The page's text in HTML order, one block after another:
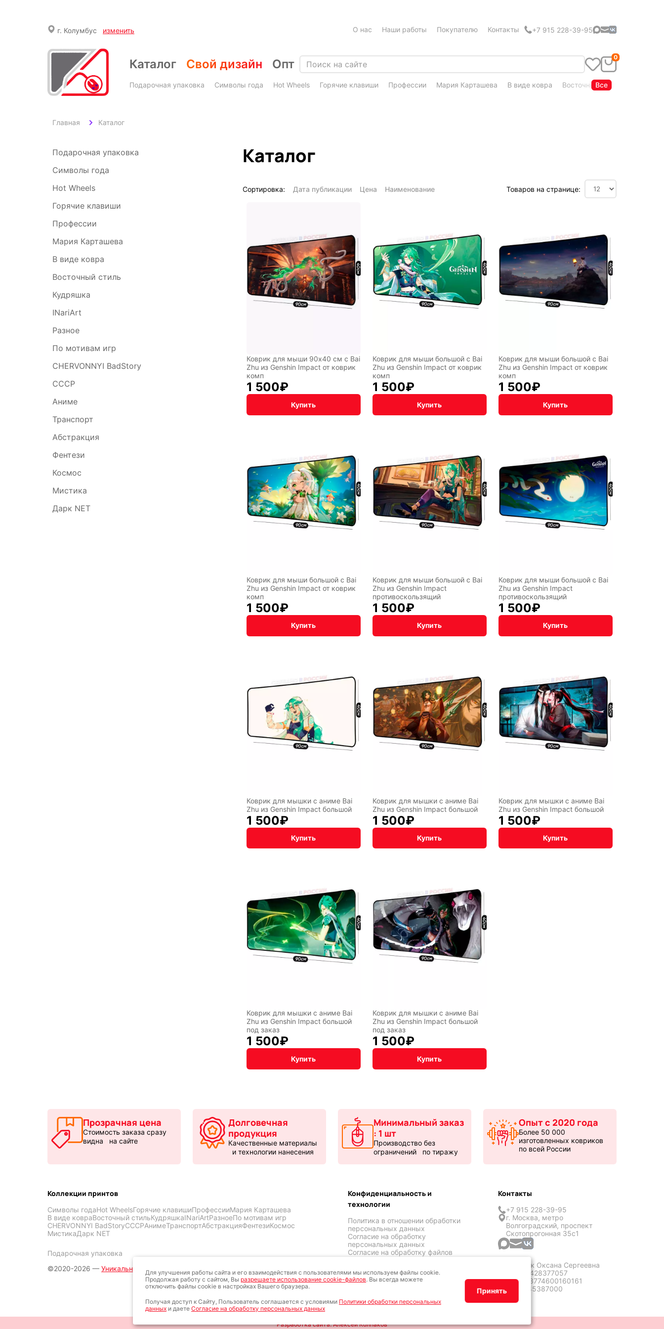
г. Колумбус изменить О нас Наши работы Покупателю Контакты +7 915 228-39-95
Каталог Свой дизайн Опт 0
Подарочная упаковка Символы года Hot Wheels Горячие клавиши Профессии Мария Карташева В виде ковра Восточный стиль
Все
Главная Каталог
Подарочная упаковка
Символы года
Hot Wheels
Горячие клавиши
Профессии
Мария Карташева
В виде ковра
Восточный стиль
Кудряшка
INariArt
Разное
По мотивам игр
CHERVONNYI BadStory
СССР
Аниме
Транспорт
Абстракция
Фентези
Космос
Мистика
Дарк NET
Каталог
Сортировка: Дата публикации Цена Наименование Товаров на странице:
Коврик для мыши 90x40 см с Bai
Zhu из Genshin Impact от коврик
комп
1 500₽
Купить
Коврик для мыши большой с Bai
Zhu из Genshin Impact от коврик
комп
1 500₽
Купить
Коврик для мыши большой с Bai
Zhu из Genshin Impact от коврик
комп
1 500₽
Купить
Коврик для мыши большой с Bai
Zhu из Genshin Impact от коврик
комп
1 500₽
Купить
Коврик для мыши большой с Bai
Zhu из Genshin Impact
противоскользящий
1 500₽
Купить
Коврик для мыши большой с Bai
Zhu из Genshin Impact
противоскользящий
1 500₽
Купить
Коврик для мышки с аниме Bai
Zhu из Genshin Impact большой
1 500₽
Купить
Коврик для мышки с аниме Bai
Zhu из Genshin Impact большой
1 500₽
Купить
Коврик для мышки с аниме Bai
Zhu из Genshin Impact большой
1 500₽
Купить
Коврик для мышки с аниме Bai
Zhu из Genshin Impact большой
под заказ
1 500₽
Купить
Коврик для мышки с аниме Bai
Zhu из Genshin Impact большой
под заказ
1 500₽
Купить
Прозрачная цена
Стоимость заказа сразу
видна на сайте
Долговечная
продукция
Качественные материалы
и технологии нанесения
Минимальный заказ
: 1 шт
Производство без
ограничений по тиражу
Опыт с 2020 года
Более 50 000
изготовленных ковриков
по всей России
Коллекции принтов
Символы годаHot WheelsГорячие клавишиПрофессииМария Карташева
В виде ковраВосточный стильКудряшкаINariArtРазноеПо мотивам игр
CHERVONNYI BadStoryСССРАнимеТранспортАбстракцияФентезиКосмос
МистикаДарк NET
Подарочная упаковка
Конфиденциальность и
технологии
Политика в отношении обработки
персональных данных
Согласие на обработку
персональных данных
Согласие на обработку файлов
©2020-2026 — Уникальные коврики для мыши — KOVRIK-KOMP
Контакты
+7 915 228-39-95
г. Москва, метро
Волгоградский, проспект
Скотопрогонная 35с1
ИП Кличук Оксана Сергеевна
ИНН: 773428377057
ОГРН: 323774600160161
ОКТМО: 45387000
Разработка сайта: Алексей Колпаков
Hot
Wheels
Горячие
клавиши
INariArt
игр
Аниме Транспорт
NET
Подарочная упаковка
Текущий:Колумбус
Для улучшения работы сайта и его взаимодействия с пользователями мы используем файлы cookie.
Продолжая работу с сайтом, Вы разрешаете использование cookie-файлов. Вы всегда можете
отключить файлы cookie в настройках Вашего браузера.
Получая доступ к Сайту, Пользователь соглашается с условиями Политики обработки персональных
данныхи даете Согласие на обработку персональных данных
Принять